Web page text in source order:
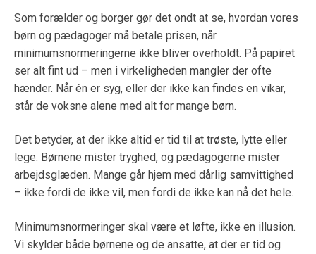
Som forælder og borger gør det ondt at se, hvordan vores
børn og pædagoger må betale prisen, når
minimumsnormeringerne ikke bliver overholdt. På papiret
ser alt fint ud – men i virkeligheden mangler der ofte
hænder. Når én er syg, eller der ikke kan findes en vikar,
står de voksne alene med alt for mange børn.
Det betyder, at der ikke altid er tid til at trøste, lytte eller
lege. Børnene mister tryghed, og pædagogerne mister
arbejdsglæden. Mange går hjem med dårlig samvittighed
– ikke fordi de ikke vil, men fordi de ikke kan nå det hele.
Minimumsnormeringer skal være et løfte, ikke en illusion.
Vi skylder både børnene og de ansatte, at der er tid og